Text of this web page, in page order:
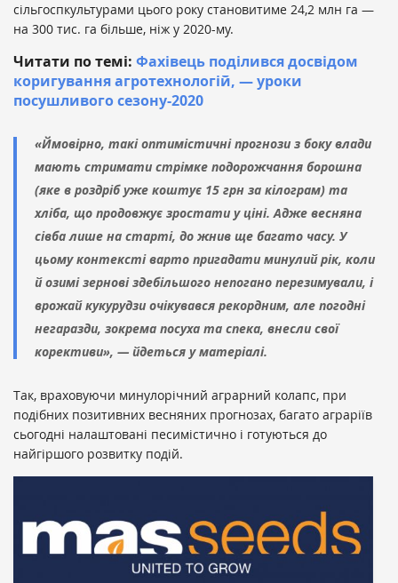
сільгоспкультурами цього року становитиме 24,2 млн га —
на 300 тис. га більше, ніж у 2020-му.
Читати по темі: Фахівець поділився досвідом
коригування агротехнологій, — уроки
посушливого сезону-2020
«Ймовірно, такі оптимістичні прогнози з боку влади
мають стримати стрімке подорожчання борошна
(яке в роздріб уже коштує 15 грн за кілограм) та
хліба, що продовжує зростати у ціні. Адже весняна
сівба лише на старті, до жнив ще багато часу. У
цьому контексті варто пригадати минулий рік, коли
й озимі зернові здебільшого непогано перезимували, і
врожай кукурудзи очікувався рекордним, але погодні
негаразди, зокрема посуха та спека, внесли свої
корективи», — йдеться у матеріалі.
Так, враховуючи минулорічний аграрний колапс, при
подібних позитивних весняних прогнозах, багато аграріїв
сьогодні налаштовані песимістично і готуються до
найгіршого розвитку подій.